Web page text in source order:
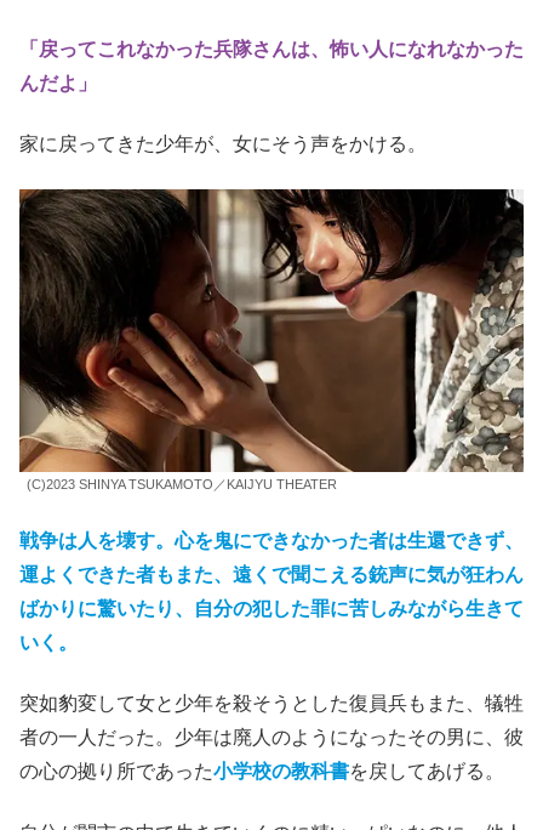
「戻ってこれなかった兵隊さんは、怖い人になれなかった
んだよ」
家に戻ってきた少年が、女にそう声をかける。
(C)2023 SHINYA TSUKAMOTO／KAIJYU THEATER
戦争は人を壊す。心を鬼にできなかった者は生還できず、
運よくできた者もまた、遠くで聞こえる銃声に気が狂わん
ばかりに驚いたり、自分の犯した罪に苦しみながら生きて
いく。
突如豹変して女と少年を殺そうとした復員兵もまた、犠牲
者の一人だった。少年は廃人のようになったその男に、彼
の心の拠り所であった小学校の教科書を戻してあげる。